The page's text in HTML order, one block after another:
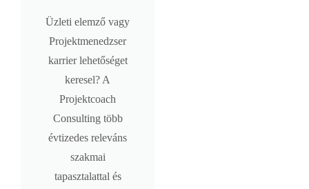
Üzleti elemző vagy
Projektmenedzser
karrier lehetőséget
keresel? A
Projektcoach
Consulting több
évtizedes releváns
szakmai
tapasztalattal és